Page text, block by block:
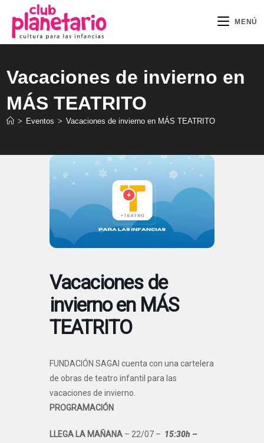
contenido
MENÚ
Vacaciones de invierno en
MÁS TEATRITO
> Eventos > Vacaciones de invierno en MÁS TEATRITO
Vacaciones de
invierno en MÁS
TEATRITO
FUNDACIÓN SAGAI cuenta con una cartelera
de obras de teatro infantil para las
vacaciones de invierno.
PROGRAMACIÓN
LLEGA LA MAÑANA – 22/07 – 15:30h –